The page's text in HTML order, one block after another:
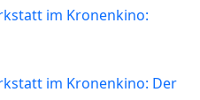
im Kronenkino:
im Kronenkino: Der